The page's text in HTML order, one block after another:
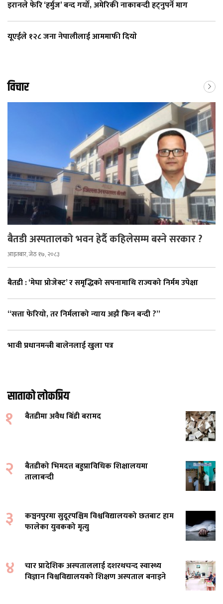
इरानले फेरि ‘हर्मुज’ बन्द गर्यो, अमेरिकी नाकाबन्दी हट्नुपर्ने माग
यूएईले १२८ जना नेपालीलाई आममाफी दियाे
विचार
बैतडी अस्पतालको भवन हेर्दै कहिलेसम्म बस्ने सरकार ?
आइतबार, जेठ १७, २०८३
बैतडी : ‘मेघा प्रोजेक्ट’ र समृद्धिको सपनामाथि राज्यको निर्मम उपेक्षा
“सत्ता फेरियो, तर निर्मलाको न्याय अझै किन बन्दी ?”
भावी प्रधानमन्त्री बालेनलाई खुला पत्र
साताको लोकप्रिय
१ बैतडीमा अवैध बिँडी बरामद
२
बैतडीको भिमदत्त बहुप्राविधिक शिक्षालयमा
तालाबन्दी
३
कञ्चनपुरमा सुदूरपश्चिम विश्वविद्यालयको छतबाट हाम
फालेका युवकको मृत्यु
४
चार प्रादेशिक अस्पताललाई दशरथचन्द स्वास्थ्य
विज्ञान विश्वविद्यालयको शिक्षण अस्पताल बनाइने